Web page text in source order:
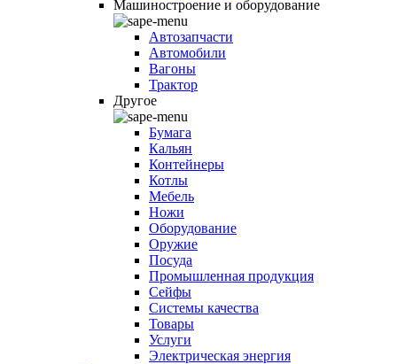
Машиностроение и оборудование
Автозапчасти
Автомобили
Вагоны
Трактор
Другое
Бумага
Кальян
Контейнеры
Котлы
Мебель
Ножи
Оборудование
Оружие
Посуда
Промышленная продукция
Сейфы
Системы качества
Товары
Услуги
Электрическая энергия